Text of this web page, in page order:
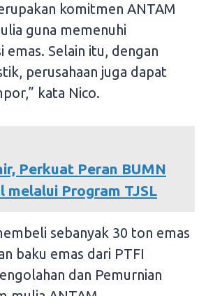
komitmen ANTAM
guna memenuhi
Selain itu, dengan
perusahaan juga dapat
kata Nico.
Perkuat Peran BUMN
melalui Program TJSL
sebanyak 30 ton emas
baku emas dari PTFI
dan Pemurnian